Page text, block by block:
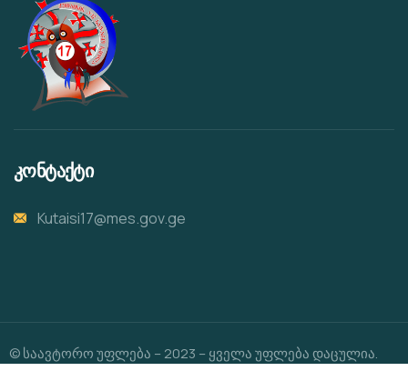
კონტაქტი
Kutaisi17@mes.gov.ge
© საავტორო უფლება – 2023 – ყველა უფლება დაცულია.